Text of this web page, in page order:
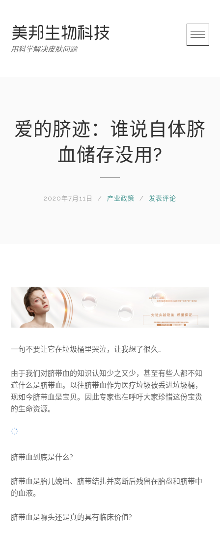
用科学解决皮肤问题
爱的脐迹：谁说自体脐
血储存没用?
2020年7月11日 产业政策 发表评论
一句不要让它在垃圾桶里哭泣，让我想了很久…
由于我们对脐带血的知识认知少之又少，甚至有些人都不知
道什么是脐带血。以往脐带血作为医疗垃圾被丢进垃圾桶，
现如今脐带血是宝贝。因此专家也在呼吁大家珍惜这份宝贵
的生命资源。
脐带血到底是什么?
脐带血是胎儿娩出、脐带结扎并离断后残留在胎盘和脐带中
的血液。
脐带血是噱头还是真的具有临床价值?